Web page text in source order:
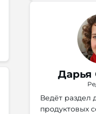
Дарья
Ведёт раздел
продуктовых